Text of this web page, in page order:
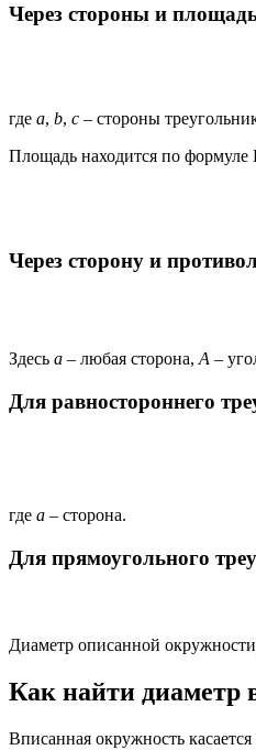
Через стороны и
где a, b, c – стороны
Площадь находится по формуле
Через сторону и
Здесь a – любая сторона, A –
Для равностороннего
где a – сторона.
Для прямоугольного
Диаметр описанной
Как найти диаметр
Вписанная окружность